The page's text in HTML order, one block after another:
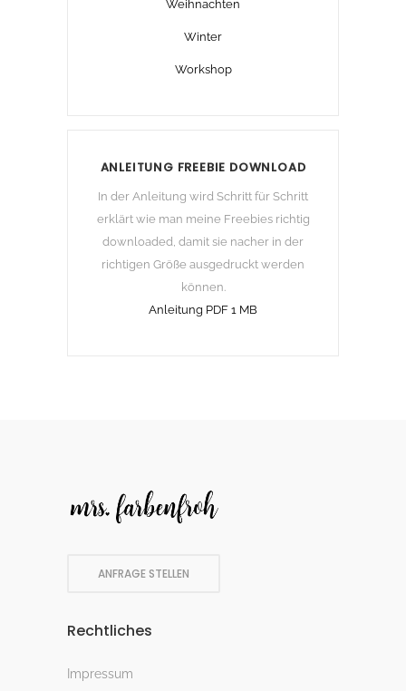
Weihnachten
Winter
Workshop
ANLEITUNG FREEBIE DOWNLOAD
In der Anleitung wird Schritt für Schritt
erklärt wie man meine Freebies richtig
downloaded, damit sie nacher in der
richtigen Größe ausgedruckt werden
können.
Anleitung PDF 1 MB
ANFRAGE STELLEN
Rechtliches
Impressum